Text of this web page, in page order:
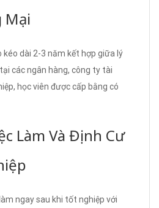
Mại
dài 2-3 năm kết hợp giữa lý
các ngân hàng, công ty tài
học viên được cấp bằng có
Làm Và Định Cư
ngay sau khi tốt nghiệp với